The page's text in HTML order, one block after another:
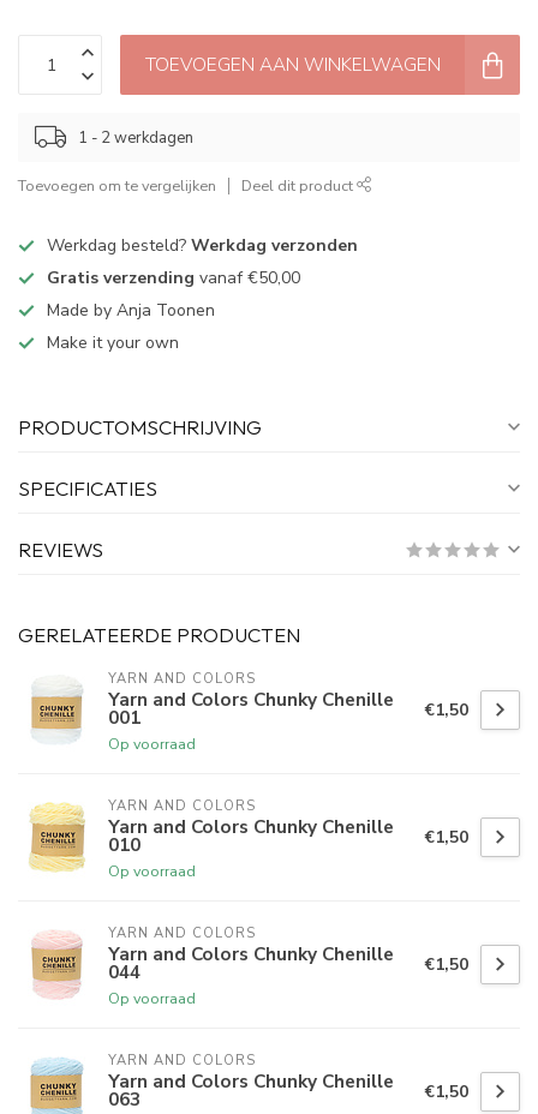
TOEVOEGEN AAN WINKELWAGEN
1 - 2 werkdagen
Toevoegen om te vergelijken Deel dit product
Werkdag besteld? Werkdag verzonden
Gratis verzending vanaf €50,00
Made by Anja Toonen
Make it your own
PRODUCTOMSCHRIJVING
SPECIFICATIES
REVIEWS
GERELATEERDE PRODUCTEN
YARN AND COLORS
Yarn and Colors Chunky Chenille
001
Op voorraad
€1,50
YARN AND COLORS
Yarn and Colors Chunky Chenille
010
Op voorraad
€1,50
YARN AND COLORS
Yarn and Colors Chunky Chenille
044
Op voorraad
€1,50
YARN AND COLORS
Yarn and Colors Chunky Chenille
063 €1,50